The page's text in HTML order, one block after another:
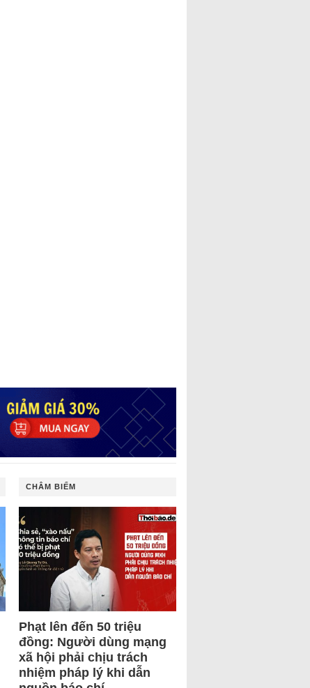
CHÂM BIẾM
Phạt lên đến 50 triệu
đồng: Người dùng mạng
xã hội phải chịu trách
nhiệm pháp lý khi dẫn